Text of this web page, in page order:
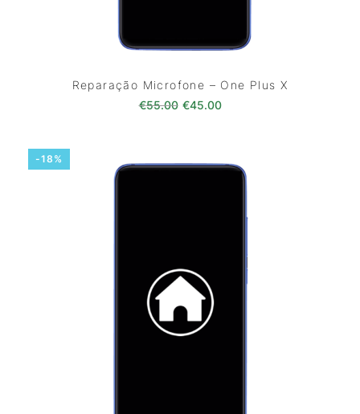
Reparação Microfone – One Plus X
€55.00 O preço original era: €55.00.
€45.00O preço atual é:
-18%